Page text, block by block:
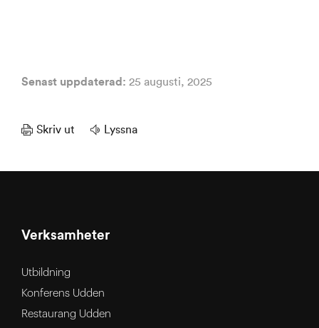
Senast uppdaterad: 25 augusti, 2025
Skriv ut Lyssna
Verksamheter
Utbildning
Konferens Udden
Restaurang Udden